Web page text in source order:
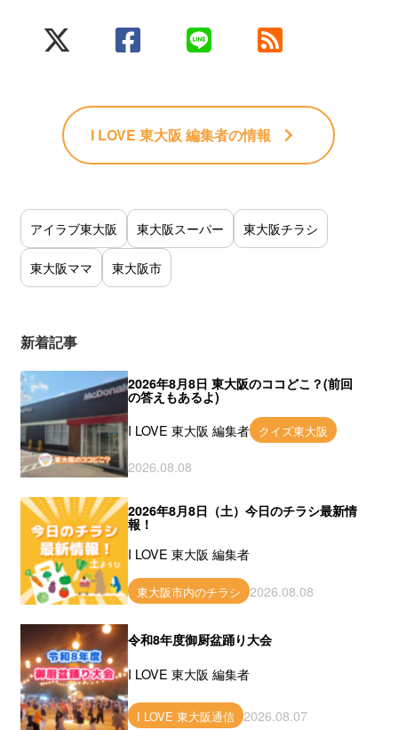
I LOVE 東大阪 編集者の情報
アイラブ東大阪 東大阪スーパー 東大阪チラシ
東大阪ママ 東大阪市
新着記事
2026年8月8日 東大阪のココどこ？(前回
の答えもあるよ)
I LOVE 東大阪 編集者 クイズ東大阪
2026.08.08
2026年8月8日（土）今日のチラシ最新情
報！
I LOVE 東大阪 編集者
東大阪市内のチラシ 2026.08.08
令和8年度御厨盆踊り大会
I LOVE 東大阪 編集者
I LOVE 東大阪通信 2026.08.07